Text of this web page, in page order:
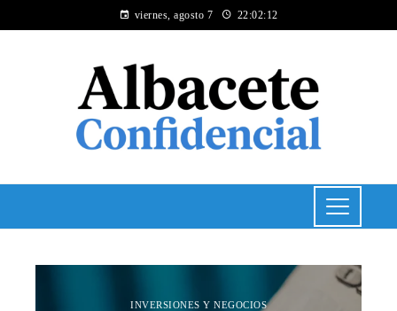
viernes, agosto 7 22:02:12
INVERSIONES Y NEGOCIOS